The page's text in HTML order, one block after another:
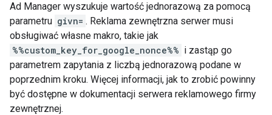
Ad Manager wyszukuje wartość jednorazową za pomocą
parametru givn= . Reklama zewnętrzna serwer musi
obsługiwać własne makro, takie jak
%%custom_key_for_google_nonce%% i zastąp go
parametrem zapytania z liczbą jednorazową podane w
poprzednim kroku. Więcej informacji, jak to zrobić powinny
być dostępne w dokumentacji serwera reklamowego firmy
zewnętrznej.